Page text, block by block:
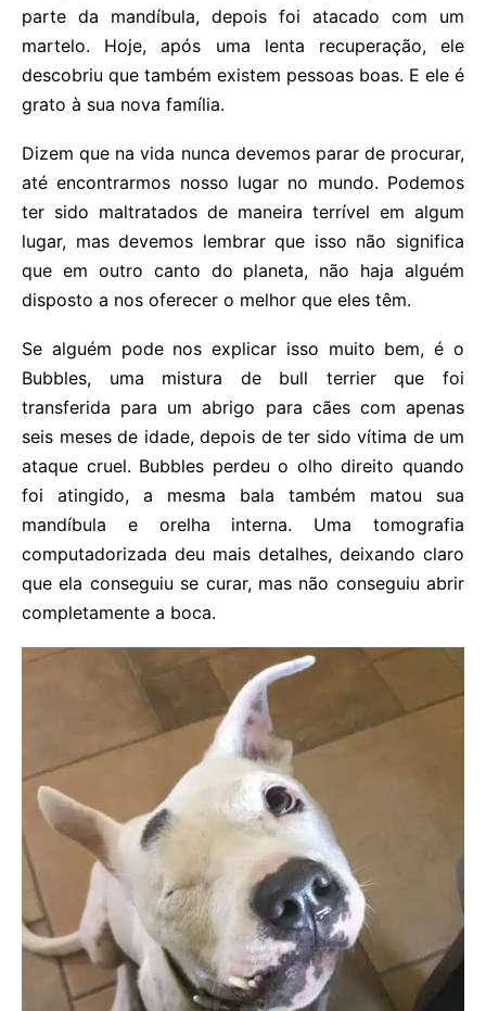
parte da mandíbula, depois foi atacado com um
martelo. Hoje, após uma lenta recuperação, ele
descobriu que também existem pessoas boas. E ele é
grato à sua nova família.
Dizem que na vida nunca devemos parar de procurar,
até encontrarmos nosso lugar no mundo. Podemos
ter sido maltratados de maneira terrível em algum
lugar, mas devemos lembrar que isso não significa
que em outro canto do planeta, não haja alguém
disposto a nos oferecer o melhor que eles têm.
Se alguém pode nos explicar isso muito bem, é o
Bubbles, uma mistura de bull terrier que foi
transferida para um abrigo para cães com apenas
seis meses de idade, depois de ter sido vítima de um
ataque cruel. Bubbles perdeu o olho direito quando
foi atingido, a mesma bala também matou sua
mandíbula e orelha interna. Uma tomografia
computadorizada deu mais detalhes, deixando claro
que ela conseguiu se curar, mas não conseguiu abrir
completamente a boca.